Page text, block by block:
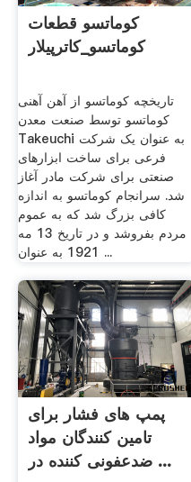
کوماتسو قطعات
کوماتسو_کاترپیلار
تاریخچه کوماتسو از آهن آهنی
کوماتسو توسط صنعت معدن
Takeuchi به عنوان یک شرکت
فرعی برای ساخت ابزارهای
صنعتی برای شرکت مادر آغاز
شد. سرانجام کوماتسو به اندازه
کافی بزرگ شد که به عموم
مردم بفروشد و در تاریخ 13 مه
1921 به عنوان ...
پمپ های فشار برای
تامین کنندگان مواد
ضدعفونی کننده در ...